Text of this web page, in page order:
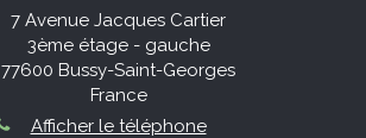
7 Avenue Jacques Cartier
3ème étage - gauche
77600 Bussy-Saint-Georges
France
Afficher le téléphone